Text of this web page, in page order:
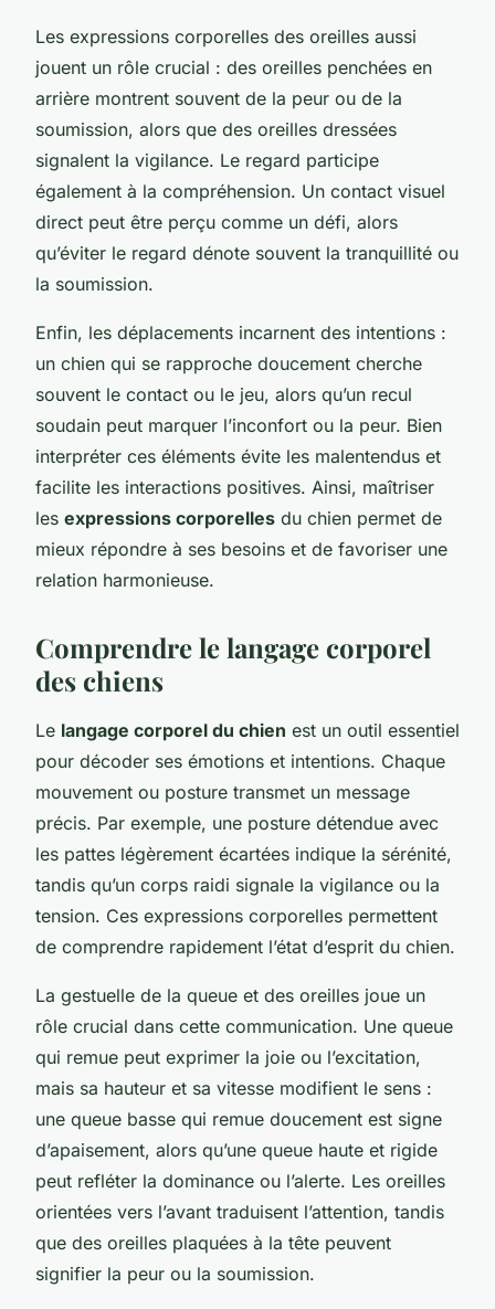
Les expressions corporelles des oreilles aussi
jouent un rôle crucial : des oreilles penchées en
arrière montrent souvent de la peur ou de la
soumission, alors que des oreilles dressées
signalent la vigilance. Le regard participe
également à la compréhension. Un contact visuel
direct peut être perçu comme un défi, alors
qu’éviter le regard dénote souvent la tranquillité ou
la soumission.
Enfin, les déplacements incarnent des intentions :
un chien qui se rapproche doucement cherche
souvent le contact ou le jeu, alors qu’un recul
soudain peut marquer l’inconfort ou la peur. Bien
interpréter ces éléments évite les malentendus et
facilite les interactions positives. Ainsi, maîtriser
les expressions corporelles du chien permet de
mieux répondre à ses besoins et de favoriser une
relation harmonieuse.
Comprendre le langage corporel
des chiens
Le langage corporel du chien est un outil essentiel
pour décoder ses émotions et intentions. Chaque
mouvement ou posture transmet un message
précis. Par exemple, une posture détendue avec
les pattes légèrement écartées indique la sérénité,
tandis qu’un corps raidi signale la vigilance ou la
tension. Ces expressions corporelles permettent
de comprendre rapidement l’état d’esprit du chien.
La gestuelle de la queue et des oreilles joue un
rôle crucial dans cette communication. Une queue
qui remue peut exprimer la joie ou l’excitation,
mais sa hauteur et sa vitesse modifient le sens :
une queue basse qui remue doucement est signe
d’apaisement, alors qu’une queue haute et rigide
peut refléter la dominance ou l’alerte. Les oreilles
orientées vers l’avant traduisent l’attention, tandis
que des oreilles plaquées à la tête peuvent
signifier la peur ou la soumission.